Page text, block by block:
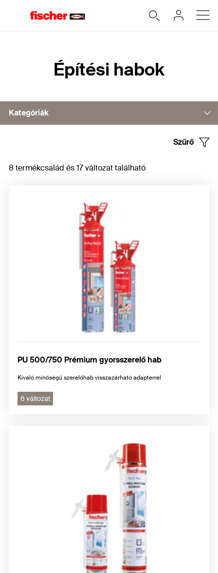
Építési habok
Kategóriák
Egykomponensű pisztolyhab
Szűrő
8 termékcsalád és 17 változat található
PU 500/750 Prémium gyorsszerelő hab
Kiváló minőségű szerelőhab visszazárható adapterrel
6 változat